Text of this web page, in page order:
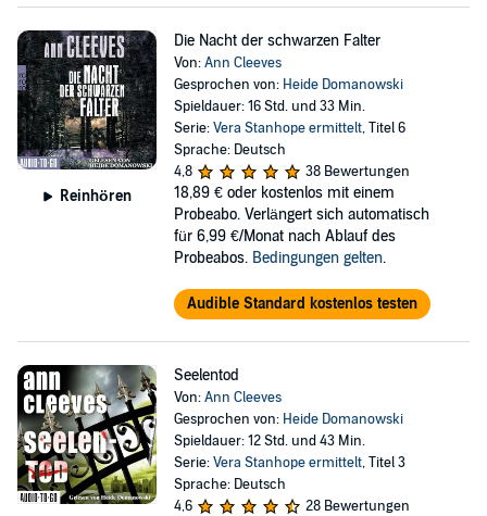
Reinhören
Die Nacht der schwarzen Falter
Von:Ann Cleeves
Gesprochen von: Heide Domanowski
Spieldauer: 16 Std. und 33 Min.
Serie:Vera Stanhope ermittelt, Titel 6
Sprache: Deutsch
4,8
38 Bewertungen
18,89 € oder kostenlos mit einem
Probeabo. Verlängert sich automatisch
für 6,99 €/Monat nach Ablauf des
Probeabos. Bedingungen gelten.
Audible Standard kostenlos testen
Seelentod
Von:Ann Cleeves
Gesprochen von: Heide Domanowski
Spieldauer: 12 Std. und 43 Min.
Serie:Vera Stanhope ermittelt, Titel 3
Sprache: Deutsch
4,6
28 Bewertungen